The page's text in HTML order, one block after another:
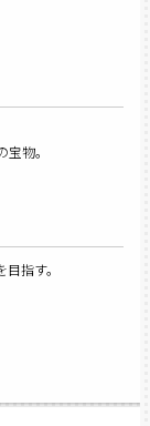
物。
指す。